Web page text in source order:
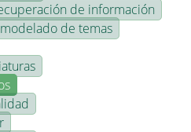
de información
modelado de temas